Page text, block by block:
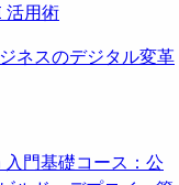
活用術
ネスのデジタル変革
門基礎コース：公